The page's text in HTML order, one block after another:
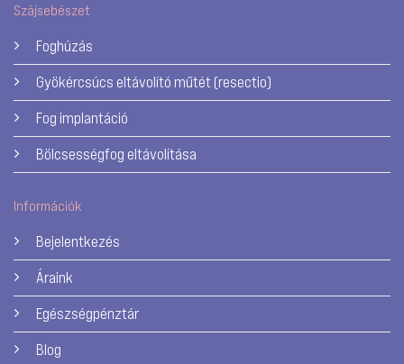
Szájsebészet
Foghúzás
Gyökércsúcs eltávolító műtét (resectio)
Fog implantáció
Bölcsességfog eltávolítása
Információk
Bejelentkezés
Áraink
Egészségpénztár
Blog